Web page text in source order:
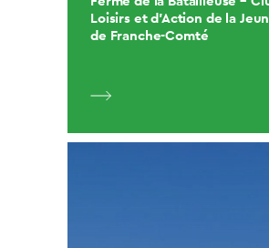
Loisirs et d’Action de la
de Franche-Comté